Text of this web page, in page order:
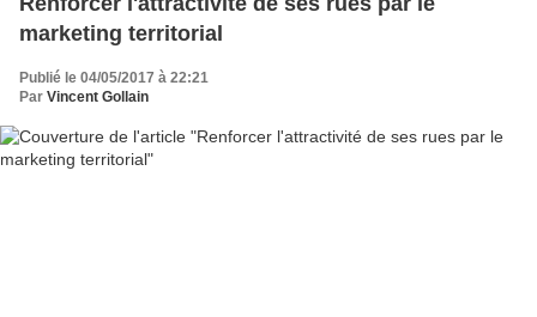
marketing territorial
Publié le 04/05/2017 à 22:21
Par Vincent Gollain